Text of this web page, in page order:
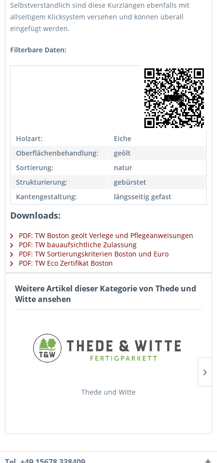
Selbstverständlich sind diese Kurzlängen ebenfalls mit
allseitigem Klicksystem versehen und können überall
eingefügt werden.
Filterbare Daten:
Holzart:
Eiche
Oberflächenbehandlung:
geölt
Sortierung:
natur
Strukturierung:
gebürstet
Kantengestaltung:
längsseitig gefast
Downloads:
PDF: TW Boston geölt Verlege und Pflegeanweisungen
PDF: TW bauaufsichtliche Zulassung
PDF: TW Sortierungskriterien Boston und Euro
PDF: TW Eco Zertifikat Boston
Weitere Artikel dieser Kategorie von Thede und
Witte ansehen
Thede und Witte